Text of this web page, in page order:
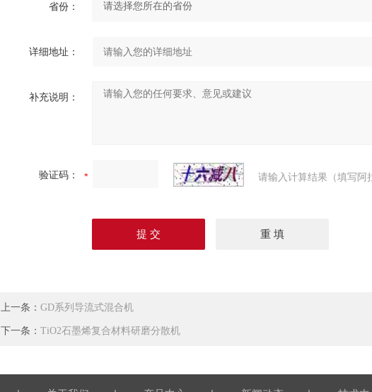
省份：
详细地址：
补充说明：
验证码： 请输入计算结果（填写阿
上一条：GD系列导流式混合机
下一条：TiO2石墨烯复合材料研磨分散机